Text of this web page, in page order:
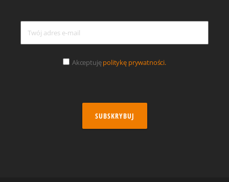
Akceptujępolitykę prywatności.
SUBSKRYBUJ